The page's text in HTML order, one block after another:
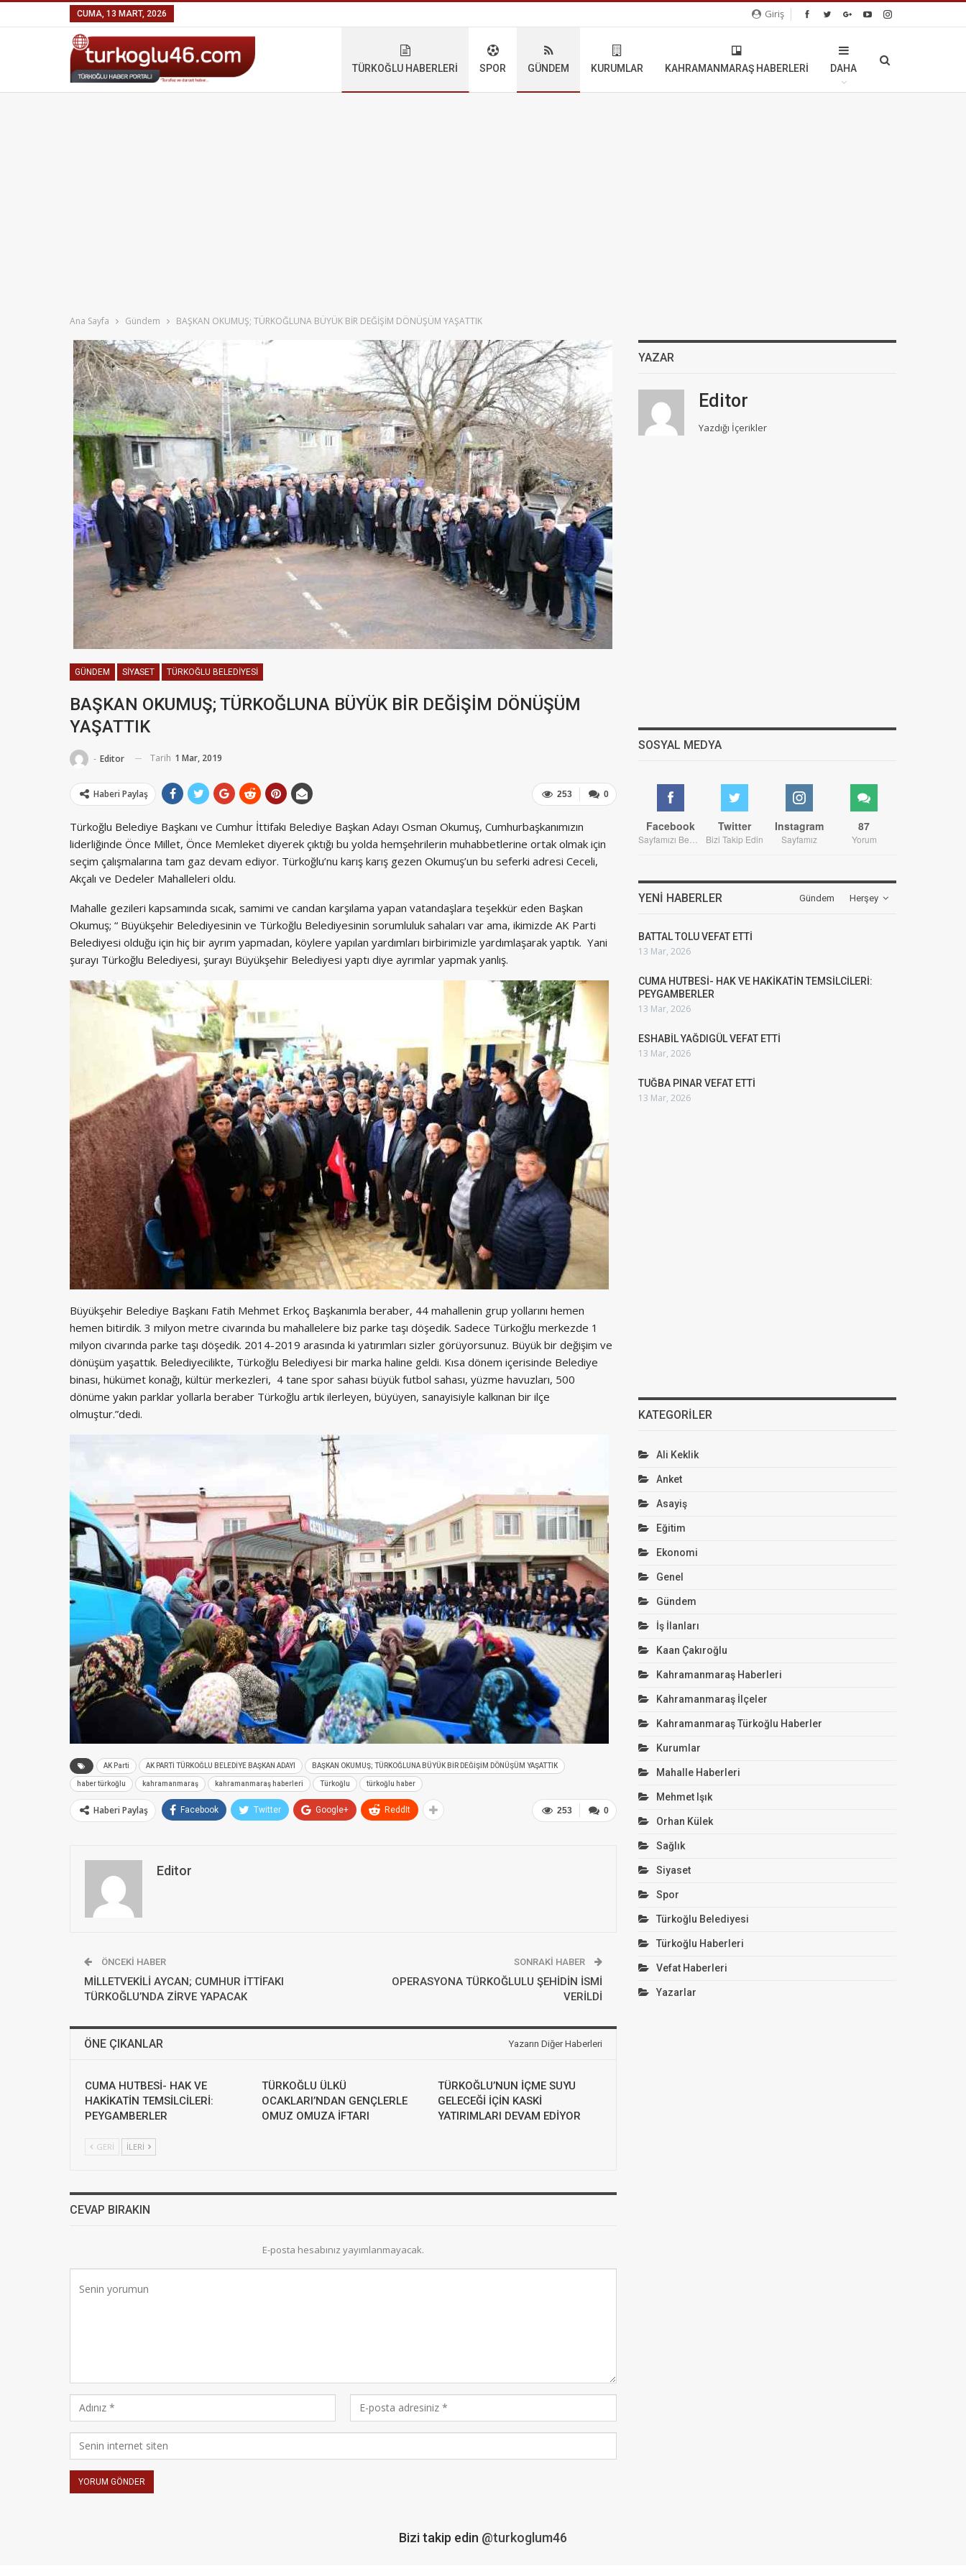
Giriş
CUMA, 13 MART, 2026
TÜRKOĞLU HABERLERI SPOR GÜNDEM KURUMLAR KAHRAMANMARAŞ HABERLERI DAHA
Ana Sayfa Gündem BAŞKAN OKUMUŞ; TÜRKOĞLUNA BÜYÜK BİR DEĞİŞİM DÖNÜŞÜM YAŞATTIK
GÜNDEM SIYASET TÜRKOĞLU BELEDIYESI
BAŞKAN OKUMUŞ; TÜRKOĞLUNA BÜYÜK BİR DEĞİŞİM DÖNÜŞÜM
YAŞATTIK
- Editor Tarih 1 Mar, 2019
0
253
Haberi Paylaş
Türkoğlu Belediye Başkanı ve Cumhur İttifakı Belediye Başkan Adayı Osman Okumuş, Cumhurbaşkanımızın
liderliğinde Önce Millet, Önce Memleket diyerek çıktığı bu yolda hemşehrilerin muhabbetlerine ortak olmak için
seçim çalışmalarına tam gaz devam ediyor. Türkoğlu’nu karış karış gezen Okumuş’un bu seferki adresi Ceceli,
Akçalı ve Dedeler Mahalleleri oldu.
Mahalle gezileri kapsamında sıcak, samimi ve candan karşılama yapan vatandaşlara teşekkür eden Başkan
Okumuş; “ Büyükşehir Belediyesinin ve Türkoğlu Belediyesinin sorumluluk sahaları var ama, ikimizde AK Parti
Belediyesi olduğu için hiç bir ayrım yapmadan, köylere yapılan yardımları birbirimizle yardımlaşarak yaptık. Yani
şurayı Türkoğlu Belediyesi, şurayı Büyükşehir Belediyesi yaptı diye ayrımlar yapmak yanlış.
Büyükşehir Belediye Başkanı Fatih Mehmet Erkoç Başkanımla beraber, 44 mahallenin grup yollarını hemen
hemen bitirdik. 3 milyon metre civarında bu mahallelere biz parke taşı döşedik. Sadece Türkoğlu merkezde 1
milyon civarında parke taşı döşedik. 2014-2019 arasında ki yatırımları sizler görüyorsunuz. Büyük bir değişim ve
dönüşüm yaşattık. Belediyecilikte, Türkoğlu Belediyesi bir marka haline geldi. Kısa dönem içerisinde Belediye
binası, hükümet konağı, kültür merkezleri, 4 tane spor sahası büyük futbol sahası, yüzme havuzları, 500
dönüme yakın parklar yollarla beraber Türkoğlu artık ilerleyen, büyüyen, sanayisiyle kalkınan bir ilçe
olmuştur.”dedi.
AK Parti AK PARTİ TÜRKOĞLU BELEDİYE BAŞKAN ADAYI BAŞKAN OKUMUŞ; TÜRKOĞLUNA BÜYÜK BİR DEĞİŞİM DÖNÜŞÜM YAŞATTIK
haber türkoğlu kahramanmaraş kahramanmaraş haberleri Türkoğlu türkoğlu haber
0
253
Haberi Paylaş Facebook Twitter Google+ ReddIt
Editor
ÖNCEKI HABER
MİLLETVEKİLİ AYCAN; CUMHUR İTTİFAKI
TÜRKOĞLU’NDA ZİRVE YAPACAK
SONRAKI HABER
OPERASYONA TÜRKOĞLULU ŞEHİDİN İSMİ
VERİLDİ
ÖNE ÇIKANLAR Yazarın Diğer Haberleri
CUMA HUTBESİ- HAK VE
HAKİKATİN TEMSİLCİLERİ:
PEYGAMBERLER
TÜRKOĞLU ÜLKÜ
OCAKLARI’NDAN GENÇLERLE
OMUZ OMUZA İFTARI
TÜRKOĞLU’NUN İÇME SUYU
GELECEĞİ İÇİN KASKİ
YATIRIMLARI DEVAM EDİYOR
GERI İLERI
CEVAP BIRAKIN
E-posta hesabınız yayımlanmayacak.
YAZAR
Editor
Yazdığı İçerikler
SOSYAL MEDYA
Facebook Twitter
Bizi Takip Edin
Instagram
Sayfamız
87
Yorum
Herşey
YENI HABERLER Gündem
BATTAL TOLU VEFAT ETTİ
13 Mar, 2026
CUMA HUTBESİ- HAK VE HAKİKATİN TEMSİLCİLERİ:
PEYGAMBERLER
13 Mar, 2026
ESHABİL YAĞDIGÜL VEFAT ETTİ
13 Mar, 2026
TUĞBA PINAR VEFAT ETTİ
13 Mar, 2026
KATEGORILER
Ali Keklik
Anket
Asayiş
Eğitim
Ekonomi
Genel
Gündem
İş İlanları
Kaan Çakıroğlu
Kahramanmaraş Haberleri
Kahramanmaraş İlçeler
Kahramanmaraş Türkoğlu Haberler
Kurumlar
Mahalle Haberleri
Mehmet Işık
Orhan Külek
Sağlık
Siyaset
Spor
Türkoğlu Belediyesi
Türkoğlu Haberleri
Vefat Haberleri
Yazarlar
Bizi takip edin @turkoglum46